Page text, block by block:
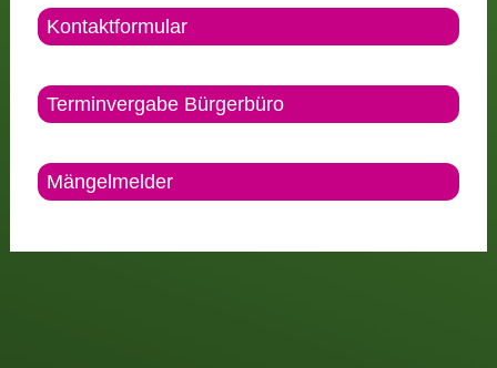
Kontaktformular
Terminvergabe Bürgerbüro
Mängelmelder